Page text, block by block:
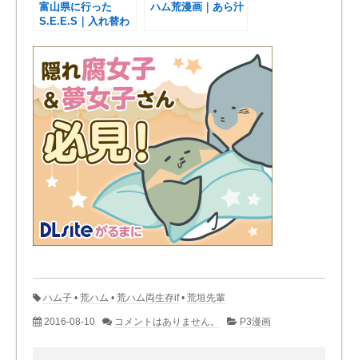
富山県に行った
S.E.E.S｜入れ替わ
ハム荒漫画｜あら汁
ハム子 • 荒ハム • 荒ハム両生存if• 荒垣先輩
2016-08-10 コメントはありません。 P3漫画